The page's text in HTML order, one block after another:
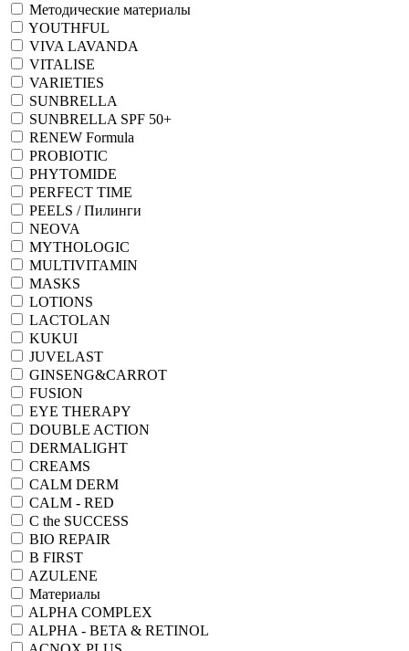
Методические материалы
YOUTHFUL
VIVA LAVANDA
VITALISE
VARIETIES
SUNBRELLA
SUNBRELLA SPF 50+
RENEW Formula
PROBIOTIC
PHYTOMIDE
PERFECT TIME
PEELS / Пилинги
NEOVA
MYTHOLOGIC
MULTIVITAMIN
MASKS
LOTIONS
LACTOLAN
KUKUI
JUVELAST
GINSENG&CARROT
FUSION
EYE THERAPY
DOUBLE ACTION
DERMALIGHT
CREAMS
CALM DERM
CALM - RED
C the SUCCESS
BIO REPAIR
B FIRST
AZULENE
Материалы
ALPHA COMPLEX
ALPHA - BETA & RETINOL